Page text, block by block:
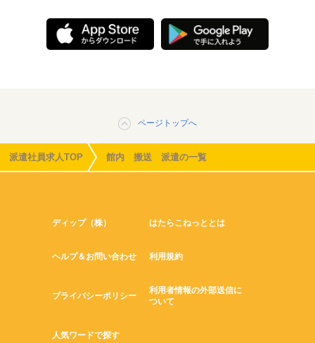
ページトップへ
派遣社員求人TOP 館内 搬送 派遣の一覧
ディップ（株） はたらこねっととは
ヘルプ＆お問い合わせ 利用規約
プライバシーポリシー
利用者情報の外部送信に
ついて
人気ワードで探す